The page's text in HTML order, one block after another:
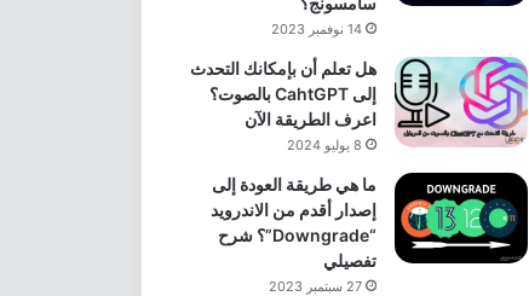
14 نوفمبر 2023
هل تعلم أن بإمكانك التحدث
إلى CahtGPT بالصوت؟
اعرف الطريقة الآن
8 يوليو 2024
ما هي طريقة العودة إلى
إصدار أقدم من الاندرويد
“Downgrade”؟ شرح
تفصيلي
27 سبتمبر 2023